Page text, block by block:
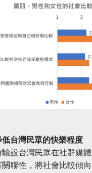
台灣民眾的快樂程度
設台灣民眾在社群媒
聯性，將社會比較傾